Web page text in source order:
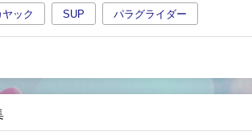
ック SUP パラグライダー